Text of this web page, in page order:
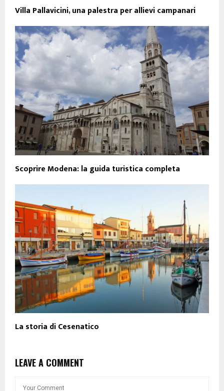
Villa Pallavicini, una palestra per allievi campanari
Scoprire Modena: la guida turistica completa
La storia di Cesenatico
LEAVE A COMMENT